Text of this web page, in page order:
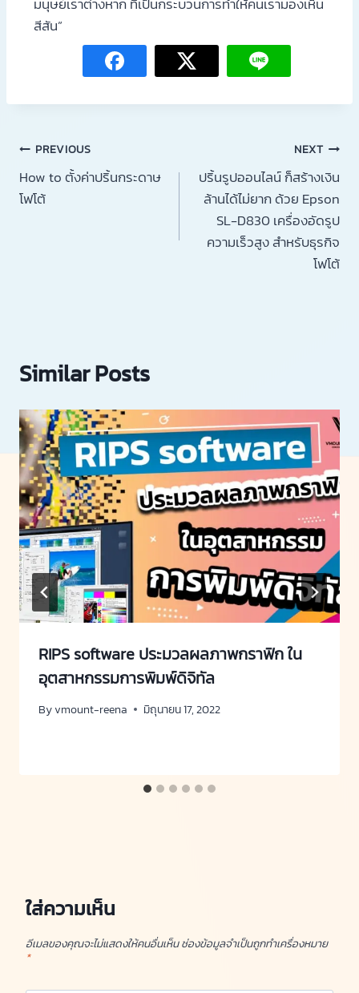
สีสัน”
PREVIOUS
How to ตั้งค่าปริ้นกระดาษ
โฟโต้
NEXT
ปริ้นรูปออนไลน์ ก็สร้างเงิน
ล้านได้ไม่ยาก ด้วย Epson
SL-D830 เครื่องอัดรูป
ความเร็วสูง สำหรับธุรกิจ
โฟโต้
Similar Posts
RIPS software ประมวลผลภาพกราฟิก ใน
อุตสาหกรรมการพิมพ์ดิจิทัล
Byvmount-reena มิถุนายน 17, 2022
ใส่ความเห็น
อีเมลของคุณจะไม่แสดงให้คนอื่นเห็น ช่องข้อมูลจำเป็นถูกทำเครื่องหมาย
*